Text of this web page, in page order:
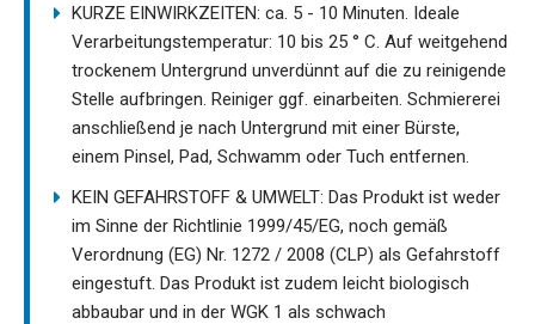
KURZE EINWIRKZEITEN: ca. 5 - 10 Minuten. Ideale
Verarbeitungstemperatur: 10 bis 25 ° C. Auf weitgehend
trockenem Untergrund unverdünnt auf die zu reinigende
Stelle aufbringen. Reiniger ggf. einarbeiten. Schmiererei
anschließend je nach Untergrund mit einer Bürste,
einem Pinsel, Pad, Schwamm oder Tuch entfernen.
KEIN GEFAHRSTOFF & UMWELT: Das Produkt ist weder
im Sinne der Richtlinie 1999/45/EG, noch gemäß
Verordnung (EG) Nr. 1272 / 2008 (CLP) als Gefahrstoff
eingestuft. Das Produkt ist zudem leicht biologisch
abbaubar und in der WGK 1 als schwach